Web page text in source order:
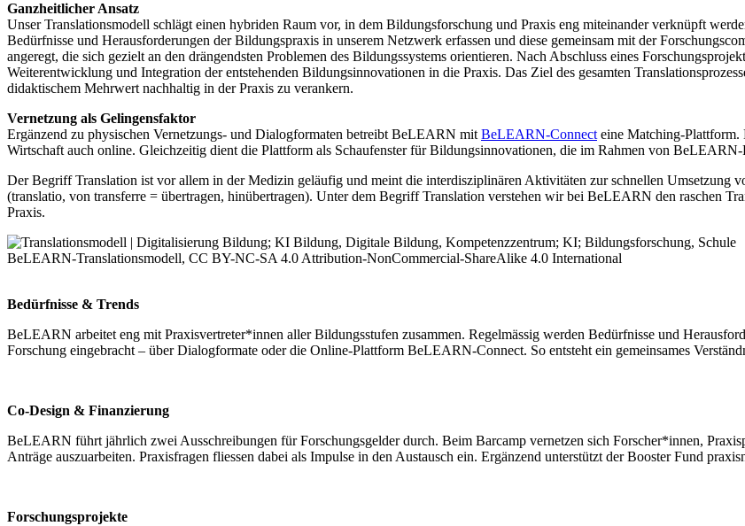
Ganzheitlicher Ansatz
UnserTranslationsmodell schlägt einen hybriden Raum vor, in dem Bildungsforschung und Praxis eng miteinander verknüpft
Bedürfnisse und Herausforderungen der Bildungspraxis in unserem Netzwerk erfassen und diese gemeinsam mit der
angeregt, die sich gezielt an den drängendsten Problemen des Bildungssystems orientieren. Nach Abschluss eines
Weiterentwicklung und Integration der entstehenden Bildungsinnovationen in die Praxis. Das Ziel des gesamten
didaktischem Mehrwert nachhaltig in der Praxis zu verankern.
Vernetzung als Gelingensfaktor
Ergänzend zu physischen Vernetzungs- und Dialogformaten betreibt BeLEARN mit BeLEARN-Connect eine Matching-Plattform.
Wirtschaft auch online. Gleichzeitig dient die Plattform als Schaufenster für Bildungsinnovationen, die im Rahmen von
Der Begriff Translation ist vor allem in der Medizin geläufig und meint die interdisziplinären Aktivitäten zur schnellen Umsetzung
(translatio, von transferre = übertragen, hinübertragen). Unter dem Begriff Translation verstehen wir bei BeLEARN den raschen
Praxis.
BeLEARN-Translationsmodell, CC BY-NC-SA 4.0 Attribution-NonCommercial-ShareAlike 4.0 International
Bedürfnisse & Trends
BeLEARN arbeitet eng mit Praxisvertreter*innen aller Bildungsstufen zusammen. Regelmässig werden Bedürfnisse und
Forschung eingebracht – über Dialogformate oder die Online-Plattform BeLEARN-Connect. So entsteht ein gemeinsames
Co-Design & Finanzierung
BeLEARN führt jährlich zwei Ausschreibungen für Forschungsgelder durch. Beim Barcamp vernetzen sich Forscher*innen,
Anträge auszuarbeiten. Praxisfragen fliessen dabei als Impulse in den Austausch ein. Ergänzend unterstützt der Booster Fund
Forschungsprojekte